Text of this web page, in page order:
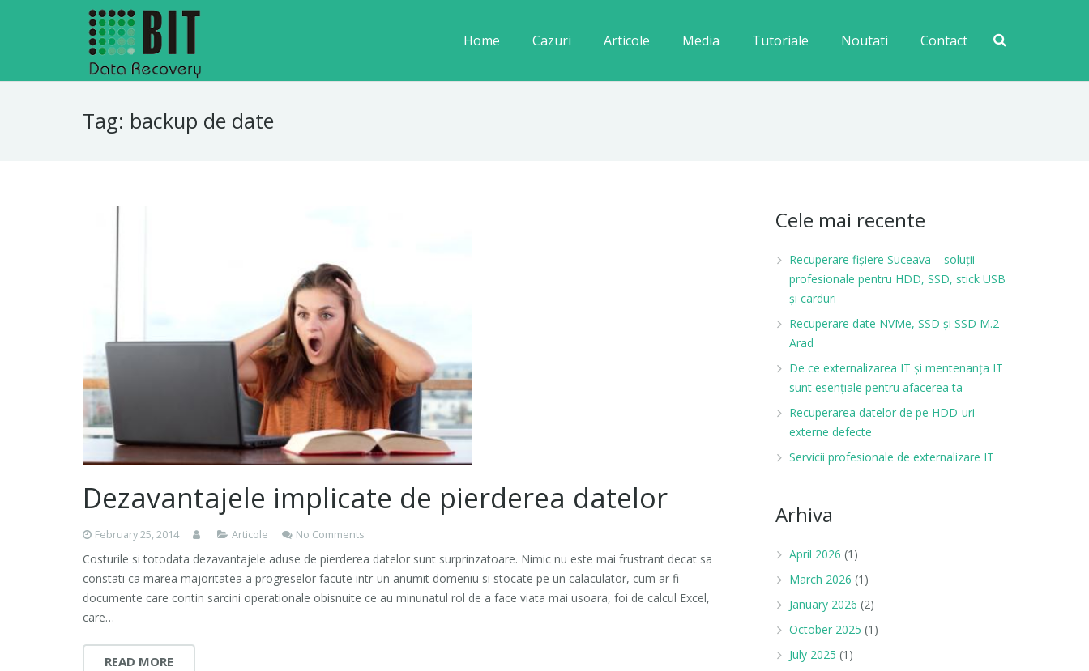
Home Cazuri Articole Media Tutoriale Noutati Contact
Tag: backup de date
Dezavantajele implicate de pierderea datelor
February 25, 2014 Articole No Comments
Costurile si totodata dezavantajele aduse de pierderea datelor sunt surprinzatoare. Nimic nu este mai frustrant decat sa
constati ca marea majoritatea a progreselor facute intr-un anumit domeniu si stocate pe un calaculator, cum ar fi
documente care contin sarcini operationale obisnuite ce au minunatul rol de a face viata mai usoara, foi de calcul Excel,
care…
READ MORE
Cele mai recente
Recuperare fișiere Suceava – soluții
profesionale pentru HDD, SSD, stick USB
și carduri
Recuperare date NVMe, SSD și SSD M.2
Arad
De ce externalizarea IT și mentenanța IT
sunt esențiale pentru afacerea ta
Recuperarea datelor de pe HDD-uri
externe defecte
Servicii profesionale de externalizare IT
Arhiva
April 2026 (1)
March 2026 (1)
January 2026 (2)
October 2025 (1)
July 2025 (1)